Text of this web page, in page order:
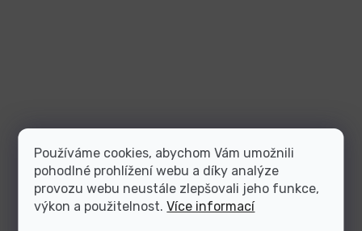
Používáme cookies, abychom Vám umožnili
pohodlné prohlížení webu a díky analýze
provozu webu neustále zlepšovali jeho funkce,
výkon a použitelnost.Více informací